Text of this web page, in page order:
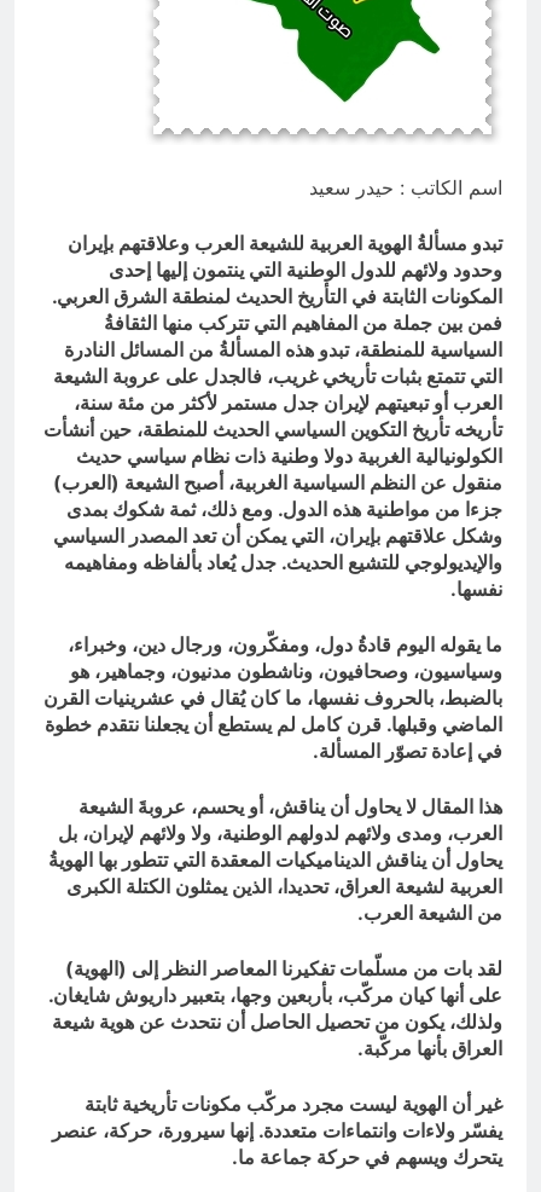
اسم الكاتب : حيدر سعيد
تبدو مسألةُ الهوية العربية للشيعة العرب وعلاقتهم بإيران
وحدود ولائهم للدول الوطنية التي ينتمون إليها إحدى
المكونات الثابتة في التأريخ الحديث لمنطقة الشرق العربي.
فمن بين جملة من المفاهيم التي تتركب منها الثقافةُ
السياسية للمنطقة، تبدو هذه المسألةُ من المسائل النادرة
التي تتمتع بثبات تأريخي غريب، فالجدل على عروبة الشيعة
العرب أو تبعيتهم لإيران جدل مستمر لأكثر من مئة سنة،
تأريخه تأريخ التكوين السياسي الحديث للمنطقة، حين أنشأت
الكولونيالية الغربية دولا وطنية ذات نظام سياسي حديث
منقول عن النظم السياسية الغربية، أصبح الشيعة (العرب)
جزءا من مواطنية هذه الدول. ومع ذلك، ثمة شكوك بمدى
وشكل علاقتهم بإيران، التي يمكن أن تعد المصدر السياسي
والإيديولوجي للتشيع الحديث. جدل يُعاد بألفاظه ومفاهيمه
نفسها.
ما يقوله اليوم قادةُ دول، ومفكّرون، ورجال دين، وخبراء،
وسياسيون، وصحافيون، وناشطون مدنيون، وجماهير، هو
بالضبط، بالحروف نفسها، ما كان يُقال في عشرينيات القرن
الماضي وقبلها. قرن كامل لم يستطع أن يجعلنا نتقدم خطوة
في إعادة تصوّر المسألة.
هذا المقال لا يحاول أن يناقش، أو يحسم، عروبةَ الشيعة
العرب، ومدى ولائهم لدولهم الوطنية، ولا ولائهم لإيران، بل
يحاول أن يناقش الديناميكيات المعقدة التي تتطور بها الهويةُ
العربية لشيعة العراق، تحديدا، الذين يمثلون الكتلة الكبرى
من الشيعة العرب.
لقد بات من مسلّمات تفكيرنا المعاصر النظر إلى (الهوية)
على أنها كيان مركّب، بأربعين وجها، بتعبير داريوش شايغان.
ولذلك، يكون من تحصيل الحاصل أن نتحدث عن هوية شيعة
العراق بأنها مركّبة.
غير أن الهوية ليست مجرد مركّب مكونات تأريخية ثابتة
يفسّر ولاءات وانتماءات متعددة. إنها سيرورة، حركة، عنصر
يتحرك ويسهم في حركة جماعة ما.